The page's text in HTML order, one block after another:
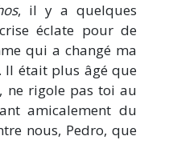
, il y a quelques
éclate pour de
qui a changé ma
Il était plus âgé que
ne rigole pas toi au
amicalement du
nous, Pedro, que